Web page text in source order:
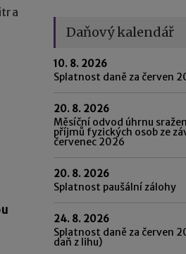
Daňový kalendář
10. 8. 2026
Splatnost daně za červen
20. 8. 2026
Měsíční odvod úhrnu
příjmů fyzických osob ze
červenec 2026
20. 8. 2026
Splatnost paušální zálohy
24. 8. 2026
Splatnost daně za červen
daň z lihu)